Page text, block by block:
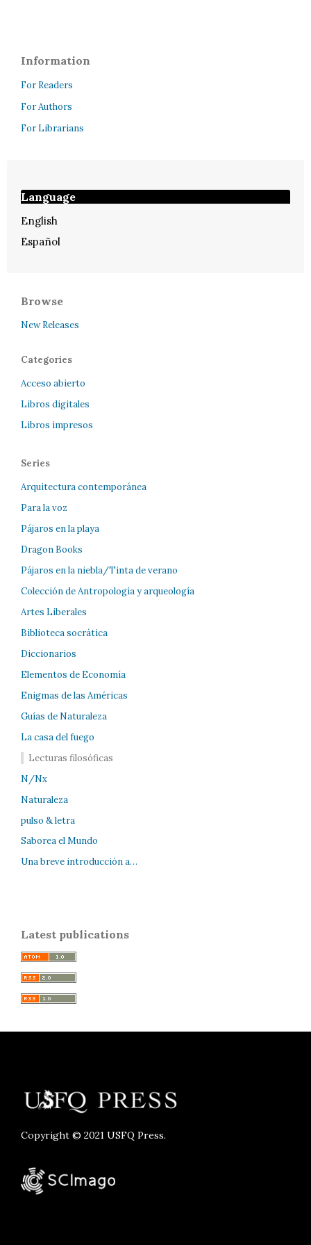
Information
For Readers
For Authors
For Librarians
Language
English
Español
Browse
New Releases
Categories
Acceso abierto
Libros digitales
Libros impresos
Series
Arquitectura contemporánea
Para la voz
Pájaros en la playa
Dragon Books
Pájaros en la niebla/Tinta de verano
Colección de Antropología y arqueología
Artes Liberales
Biblioteca socrática
Diccionarios
Elementos de Economía
Enigmas de las Américas
Guías de Naturaleza
La casa del fuego
Lecturas filosóficas
N/Nx
Naturaleza
pulso & letra
Saborea el Mundo
Una breve introducción a…
Latest publications
Copyright © 2021 USFQ Press.